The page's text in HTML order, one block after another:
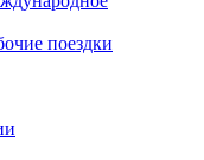
поездки